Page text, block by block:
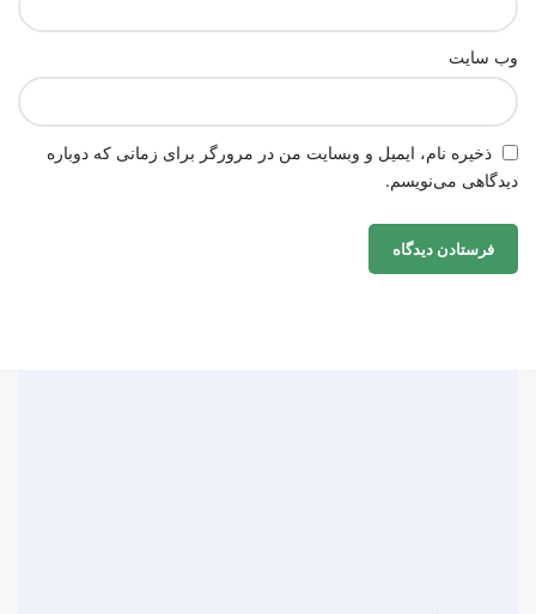
وب‌ سایت
ذخیره نام، ایمیل و وبسایت من در مرورگر برای زمانی که دوباره
دیدگاهی می‌نویسم.